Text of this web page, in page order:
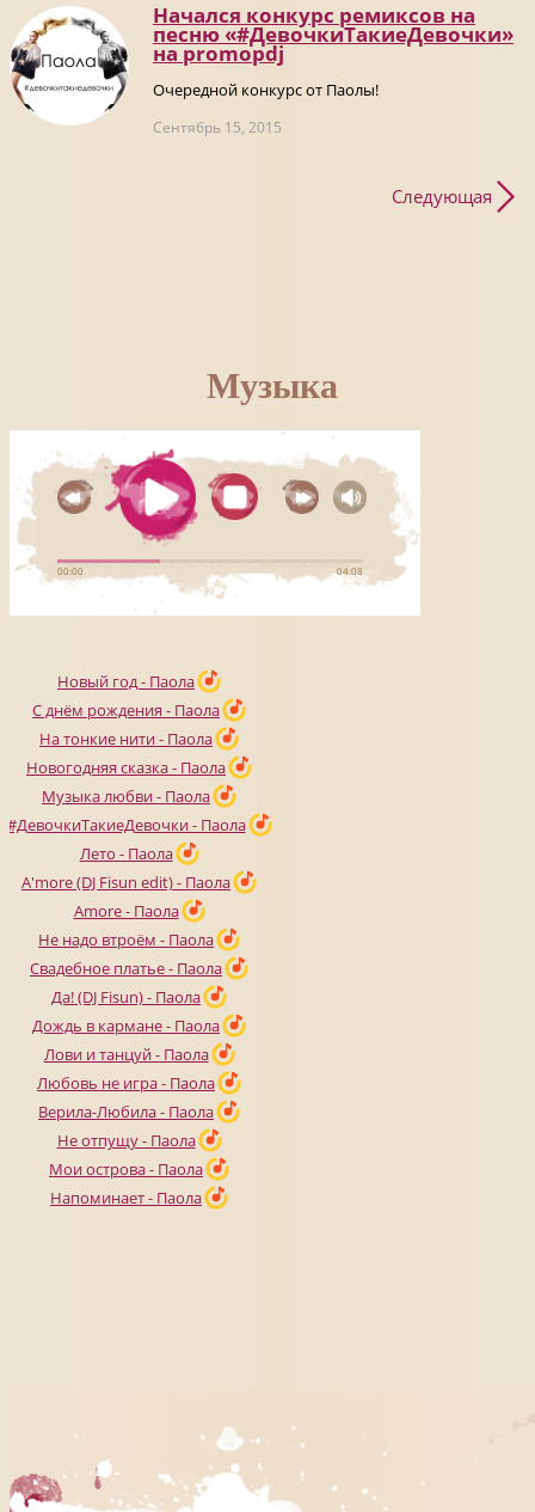
Начался конкурс ремиксов на
песню «#ДевочкиТакиеДевочки»
на promоpdj
Очередной конкурс от Паолы!
Сентябрь 15, 2015
Следующая
Музыка
Новый год - Паола
С днём рождения - Паола
На тонкие нити - Паола
Новогодняя сказка - Паола
Музыка любви - Паола
#ДевочкиТакиеДевочки - Паола
Лето - Паола
A'more (DJ Fisun edit) - Паола
Amore - Паола
Не надо втроём - Паола
Свадебное платье - Паола
Да! (DJ Fisun) - Паола
Дождь в кармане - Паола
Лови и танцуй - Паола
Любовь не игра - Паола
Верила-Любила - Паола
Не отпущу - Паола
Мои острова - Паола
Напоминает - Паола